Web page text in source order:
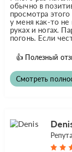
обычно в
просмотра
у меня как-то не
руках и ногах.
погонь. Если
👍 Полезный
Смотреть